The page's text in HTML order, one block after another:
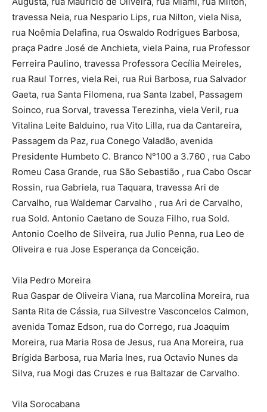
travessa Neia, rua Nespario Lips, rua Nilton, viela Nisa,
rua Noêmia Delafina, rua Oswaldo Rodrigues Barbosa,
praça Padre José de Anchieta, viela Paina, rua Professor
Ferreira Paulino, travessa Professora Cecília Meireles,
rua Raul Torres, viela Rei, rua Rui Barbosa, rua Salvador
Gaeta, rua Santa Filomena, rua Santa Izabel, Passagem
Soinco, rua Sorval, travessa Terezinha, viela Veril, rua
Vitalina Leite Balduino, rua Vito Lilla, rua da Cantareira,
Passagem da Paz, rua Conego Valadão, avenida
Presidente Humbeto C. Branco N°100 a 3.760 , rua Cabo
Romeu Casa Grande, rua São Sebastião , rua Cabo Oscar
Rossin, rua Gabriela, rua Taquara, travessa Ari de
Carvalho, rua Waldemar Carvalho , rua Ari de Carvalho,
rua Sold. Antonio Caetano de Souza Filho, rua Sold.
Antonio Coelho de Silveira, rua Julio Penna, rua Leo de
Oliveira e rua Jose Esperança da Conceição.
Vila Pedro Moreira
Rua Gaspar de Oliveira Viana, rua Marcolina Moreira, rua
Santa Rita de Cássia, rua Silvestre Vasconcelos Calmon,
avenida Tomaz Edson, rua do Corrego, rua Joaquim
Moreira, rua Maria Rosa de Jesus, rua Ana Moreira, rua
Brígida Barbosa, rua Maria Ines, rua Octavio Nunes da
Silva, rua Mogi das Cruzes e rua Baltazar de Carvalho.
Vila Sorocabana